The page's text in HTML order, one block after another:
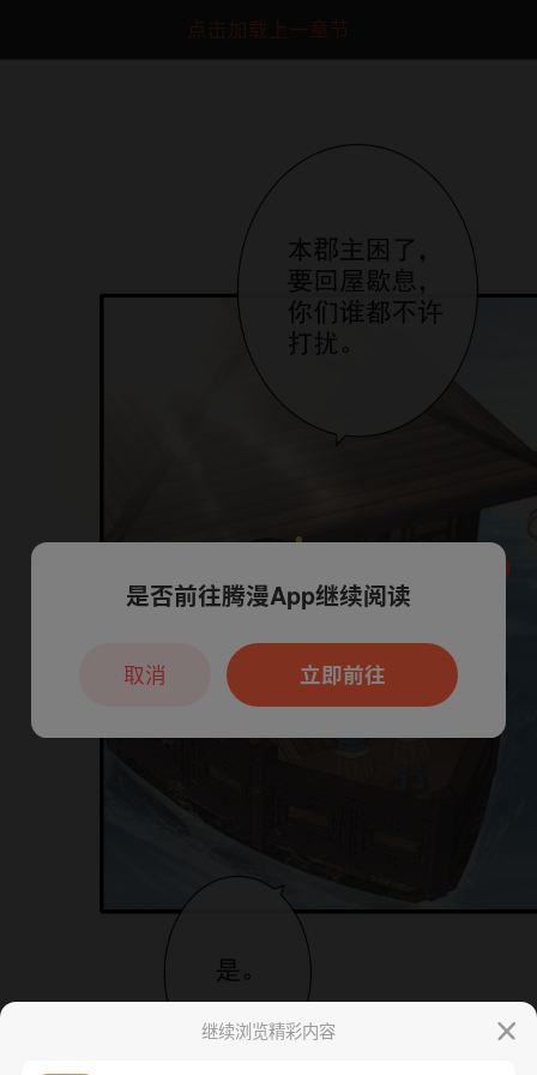
点击加载上一章节
继续浏览精彩内容
本章节仅支持App阅读，可打开App新用
户7天免费看
是否前往腾漫App继续阅读
立即前往
取消